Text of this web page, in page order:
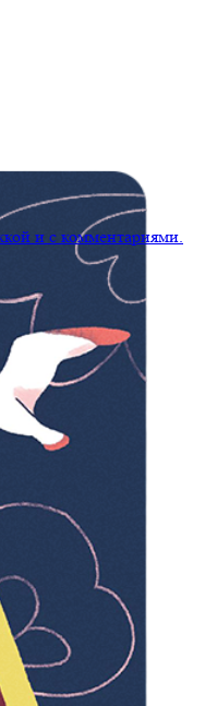
и с комментариями.